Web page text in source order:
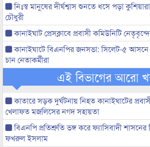
নিঃস্ব মানুষের দীর্ঘশ্বাস শুনতে ধসে পড়া
চৌধুরী
কানাইঘাট প্রেসক্লাবে প্রবাসী কমিউনিটি
কানাইঘাটে বিএনপির জনসভা: সিলেট-৫ আসনে
চান নেতাকর্মীরা
এই বিভাগের আরো
কাতারে সড়ক দুর্ঘটনায় নিহত কানাইঘাটের
খেলাফত মজলিসের নগদ সহায়তা
বিএনপি প্রতিশ্রুতি ভঙ্গ করে ফ্যাসিবাদী শাসনের
ফখরুল ইসলাম